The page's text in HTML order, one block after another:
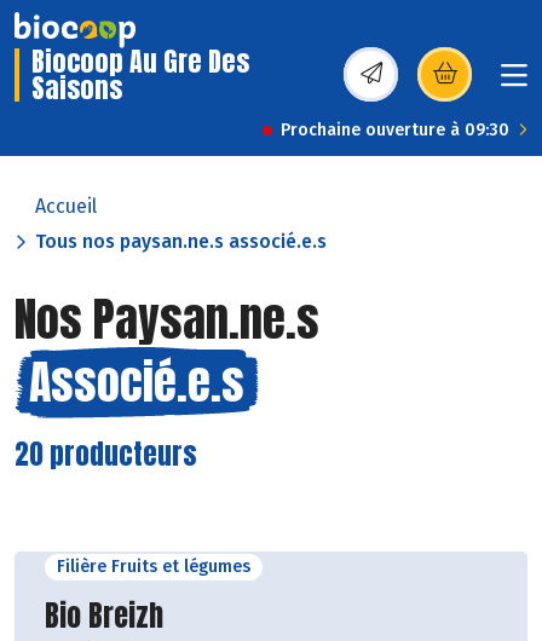
Biocoop Au Gre Des
Saisons (s’ouvre dans une
Prochaine ouverture à 09:30
Accueil
Tous nos paysan.ne.s associé.e.s
Nos Paysan.ne.s
Associé.e.s
20 producteurs
Filière Fruits et légumes
Découvrir le producteur
Bio Breizh